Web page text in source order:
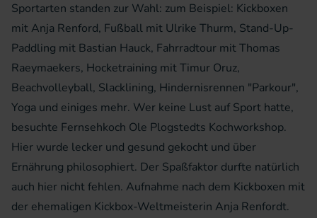
Sportarten standen zur Wahl: zum Beispiel: Kickboxen
mit Anja Renford, Fußball mit Ulrike Thurm, Stand-Up-
Paddling mit Bastian Hauck, Fahrradtour mit Thomas
Raeymaekers, Hocketraining mit Timur Oruz,
Beachvolleyball, Slacklining, Hindernisrennen "Parkour",
Yoga und einiges mehr. Wer keine Lust auf Sport hatte,
besuchte Fernsehkoch Ole Plogstedts Kochworkshop.
Hier wurde lecker und gesund gekocht und über
Ernährung philosophiert. Der Spaßfaktor durfte natürlich
auch hier nicht fehlen. Aufnahme nach dem Kickboxen mit
der ehemaligen Kickbox-Weltmeisterin Anja Renfordt.